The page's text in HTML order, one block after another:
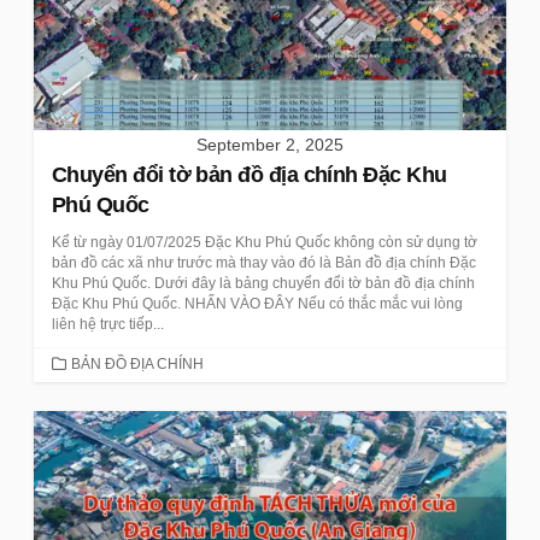
September 2, 2025
Chuyển đổi tờ bản đồ địa chính Đặc Khu
Phú Quốc
Kể từ ngày 01/07/2025 Đặc Khu Phú Quốc không còn sử dụng tờ
bản đồ các xã như trước mà thay vào đó là Bản đồ địa chính Đặc
Khu Phú Quốc. Dưới đây là bảng chuyển đổi tờ bản đồ địa chính
Đặc Khu Phú Quốc. NHẤN VÀO ĐÂY Nếu có thắc mắc vui lòng
liên hệ trực tiếp...
CATEGORIES
BẢN ĐỒ ĐỊA CHÍNH